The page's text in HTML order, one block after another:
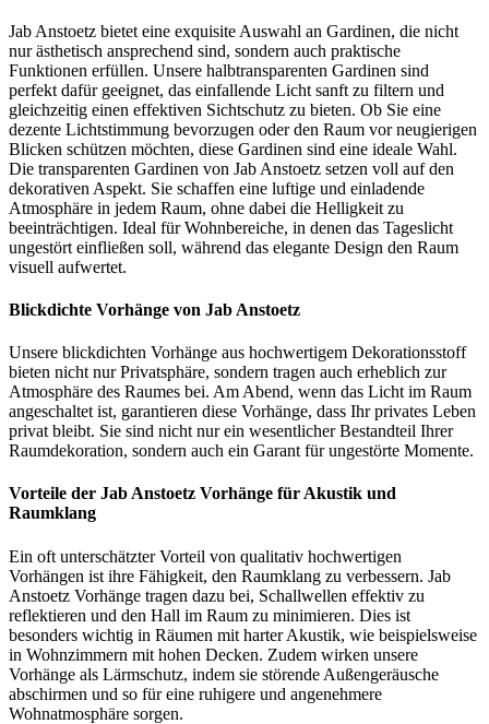
Jab Anstoetz bietet eine exquisite Auswahl an Gardinen, die nicht
nur ästhetisch ansprechend sind, sondern auch praktische
Funktionen erfüllen. Unsere halbtransparenten Gardinen sind
perfekt dafür geeignet, das einfallende Licht sanft zu filtern und
gleichzeitig einen effektiven Sichtschutz zu bieten. Ob Sie eine
dezente Lichtstimmung bevorzugen oder den Raum vor neugierigen
Blicken schützen möchten, diese Gardinen sind eine ideale Wahl.
Die transparenten Gardinen von Jab Anstoetz setzen voll auf den
dekorativen Aspekt. Sie schaffen eine luftige und einladende
Atmosphäre in jedem Raum, ohne dabei die Helligkeit zu
beeinträchtigen. Ideal für Wohnbereiche, in denen das Tageslicht
ungestört einfließen soll, während das elegante Design den Raum
visuell aufwertet.
Blickdichte Vorhänge von Jab Anstoetz
Unsere blickdichten Vorhänge aus hochwertigem Dekorationsstoff
bieten nicht nur Privatsphäre, sondern tragen auch erheblich zur
Atmosphäre des Raumes bei. Am Abend, wenn das Licht im Raum
angeschaltet ist, garantieren diese Vorhänge, dass Ihr privates Leben
privat bleibt. Sie sind nicht nur ein wesentlicher Bestandteil Ihrer
Raumdekoration, sondern auch ein Garant für ungestörte Momente.
Vorteile der Jab Anstoetz Vorhänge für Akustik und
Raumklang
Ein oft unterschätzter Vorteil von qualitativ hochwertigen
Vorhängen ist ihre Fähigkeit, den Raumklang zu verbessern. Jab
Anstoetz Vorhänge tragen dazu bei, Schallwellen effektiv zu
reflektieren und den Hall im Raum zu minimieren. Dies ist
besonders wichtig in Räumen mit harter Akustik, wie beispielsweise
in Wohnzimmern mit hohen Decken. Zudem wirken unsere
Vorhänge als Lärmschutz, indem sie störende Außengeräusche
abschirmen und so für eine ruhigere und angenehmere
Wohnatmosphäre sorgen.